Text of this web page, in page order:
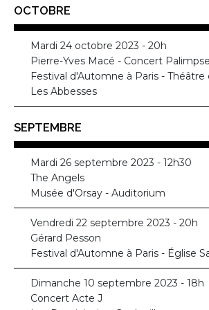
OCTOBRE
Mardi 24 octobre 2023 - 20h
Pierre-Yves Macé - Concert
Festival d'Automne à Paris - Théâtre
Les Abbesses
SEPTEMBRE
Mardi 26 septembre 2023 - 12h30
The Angels
Musée d'Orsay - Auditorium
Vendredi 22 septembre 2023 - 20h
Gérard Pesson
Festival d'Automne à Paris - Église
Dimanche 10 septembre 2023 - 18h
Concert Acte J